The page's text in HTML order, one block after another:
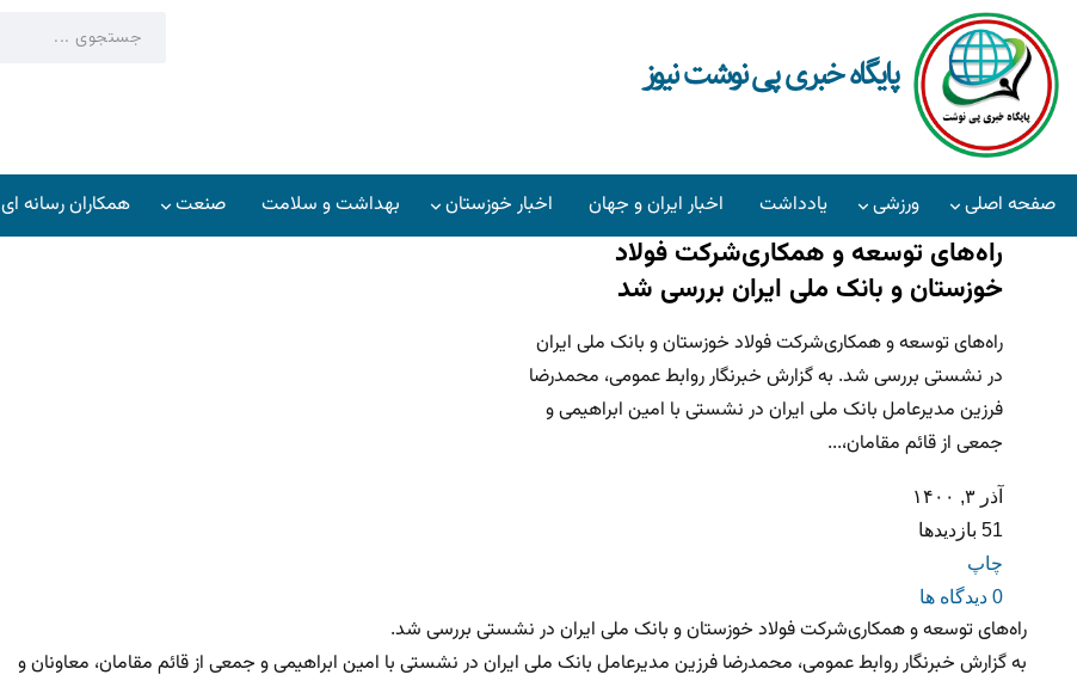
پایگاه خبری پی نوشت نیوز
صفحه اصلی ورزشی یادداشت اخبار ایران و جهان اخبار خوزستان بهداشت و سلامت صنعت همکاران رسانه ای
راه‌های توسعه و همکاری‌‌شرکت فولاد
خوزستان و بانک ملی ایران بررسی شد
راه‌های توسعه و همکاری‌‌شرکت فولاد خوزستان و بانک ملی ایران
در نشستی بررسی شد. به گزارش خبرنگار روابط عمومی، محمدرضا
فرزین مدیرعامل بانک ملی ایران در نشستی با امین ابراهیمی و
جمعی از قائم مقامان،...
آذر ۳, ۱۴۰۰
51 بازدیدها
چاپ
0 دیدگاه ها
راه‌های توسعه و همکاری‌‌شرکت فولاد خوزستان و بانک ملی ایران در نشستی بررسی شد.
به گزارش خبرنگار روابط عمومی، محمدرضا فرزین مدیرعامل بانک ملی ایران در نشستی با امین ابراهیمی و جمعی از قائم مقامان، معاونان و